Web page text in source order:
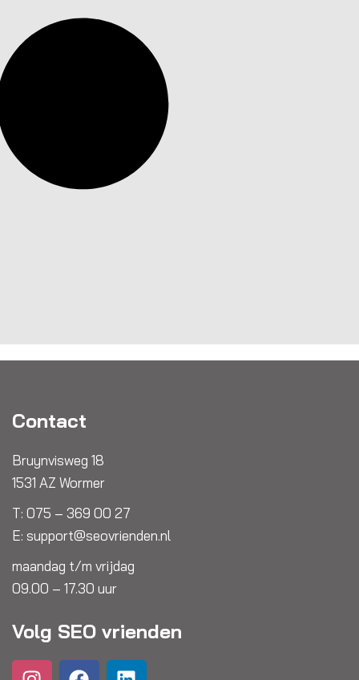
Contact
Bruynvisweg 18
1531 AZ Wormer
T: 075 – 369 00 27
E: support@seovrienden.nl
maandag t/m vrijdag
09.00 – 17.30 uur
Volg SEO vrienden
I
F
L
Y